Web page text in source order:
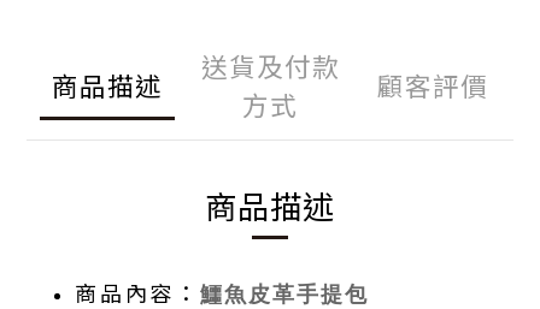
商品描述
送貨及付款
方式
顧客評價
商品描述
商品內容： 鱷魚皮革手提包